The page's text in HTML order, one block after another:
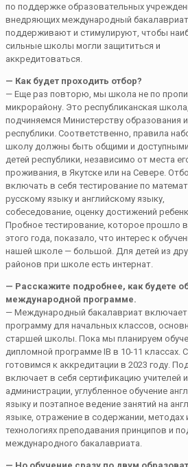
по поддержке образовательных
внедряющих международный
поддерживают и стимулируют, чтобы
сильные школы могли защититься и
аккредитоваться.
— Как будет проходить отбор?
— Еще раз повторю, мы школа не по
микрорайону. Это республиканская
подчиняемся Министерству образования и
республики. Соответственно, правила
школу должны быть общими и
детей республики, независимо от места
проживания, в Якутске или на Севере.
включать в себя тестирование по
русскому языку и английскому языку,
собеседование, оценку достижений
Пробное тестирование, которое прошло
этого года, показало, что интерес к
нашей школе — большой. Для детей из
районов при школе есть интернат.
— Расскажите подробнее, как будете
международной программе.
— Международный бакалавриат включает
программу для начальных классов,
старшей школы. Пока мы планируем
дипломной программе IB в 10-11 классах.
готовимся к аккредитации в 2023 году.
включает в себя сертификацию учителей и
администрации, углубленное обучение
языку и поэтапное ведение занятий на
языке, отражение в содержании, методах
технологиях преподавания принципов и
международного бакалавриата.